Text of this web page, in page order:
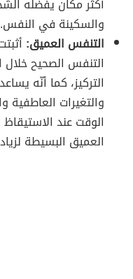
أكثر مكان يفضله
والسكينة في النفس.
التنفس العميق:
التنفس الصحيح
التركيز، كما أنّه
والتغيرات
الوقت عند
العميق البسيطة